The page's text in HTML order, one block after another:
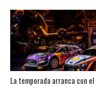
La temporada arranca con